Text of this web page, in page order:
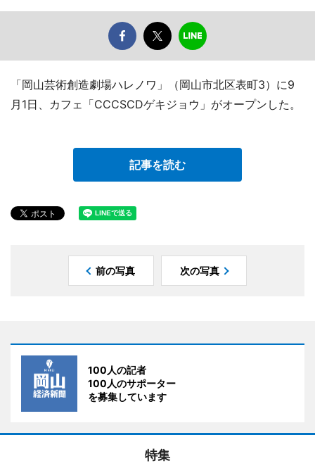
「岡山芸術創造劇場ハレノワ」（岡山市北区表町3）に9
月1日、カフェ「CCCSCDゲキジョウ」がオープンした。
記事を読む
前の写真 次の写真
100人の記者
100人のサポーター
を募集しています
特集